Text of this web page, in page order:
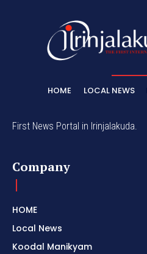
HOME LOCAL NEWS
First News Portal in Irinjalakuda.
Company
HOME
Local News
Koodal Manikyam